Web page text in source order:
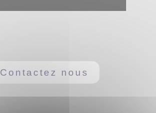
Contactez nous